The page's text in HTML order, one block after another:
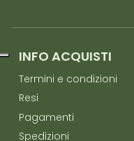
INFO ACQUISTI
Termini e condizioni
Resi
Pagamenti
Spedizioni